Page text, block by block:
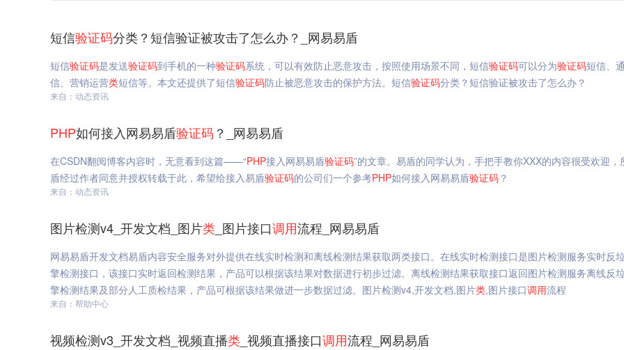
短信验证码分类？短信验证被攻击了怎么办？_网易易盾
短信验证码是发送验证码到手机的一种验证码系统，可以有效防止恶意攻击，按照使用场景不同，短信验证码可以分为验证码短信、
信、营销运营类短信等。本文还提供了短信验证码防止被恶意攻击的保护方法。短信验证码分类？短信验证被攻击了怎么办？
来自：动态资讯
PHP如何接入网易易盾验证码 ？_网易易盾
在CSDN翻阅博客内容时，无意看到这篇——“PHP接入网易易盾验证码”的文章。易盾的同学认为，手把手教你XXX的内容很受欢迎，
盾经过作者同意并授权转载于此，希望给接入易盾验证码的公司们一个参考PHP如何接入网易易盾验证码 ？
来自：动态资讯
图片检测v4_开发文档_图片类 _图片接口调用流程_网易易盾
网易易盾开发文档易盾内容安全服务对外提供在线实时检测和离线检测结果获取两类接口。在线实时检测接口是图片检测服务实时反
擎检测接口，该接口实时返回检测结果，产品可以根据该结果对数据进行初步过滤。离线检测结果获取接口返回图片检测服务离线反
擎检测结果及部分人工质检结果，产品可根据该结果做进一步数据过滤。图片检测v4,开发文档,图片类,图片接口调用流程
来自：帮助中心
视频检测v3_开发文档_视频直播类 _视频直播接口调用流程_网易易盾